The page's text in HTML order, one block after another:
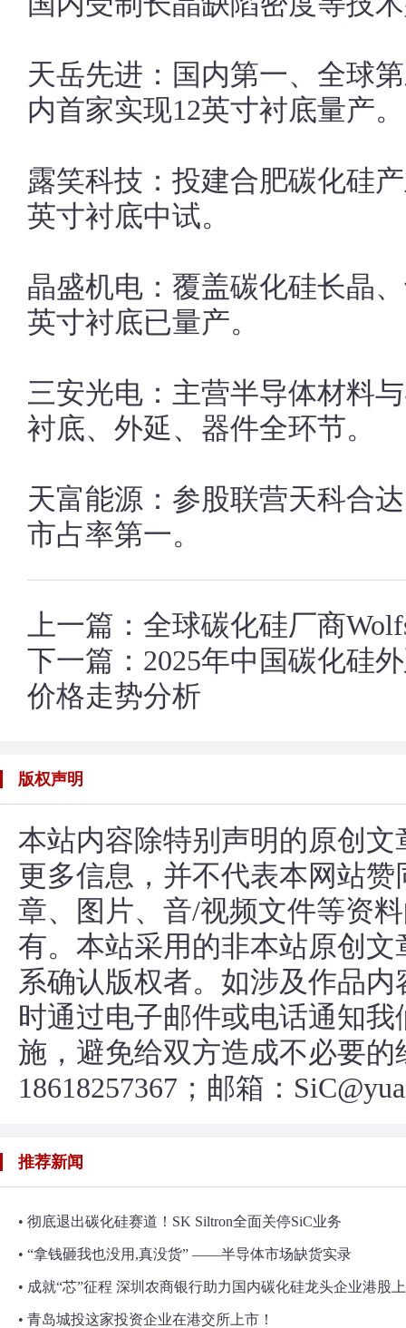
天岳先进：国内第一、全球
内首家实现12英寸衬底量产。
露笑科技：投建合肥碳化硅
英寸衬底中试。
晶盛机电：覆盖碳化硅长晶
英寸衬底已量产。
三安光电：主营半导体材料
衬底、外延、器件全环节。
天富能源：参股联营天科合
市占率第一。
上一篇： 全球碳化硅厂商
下一篇： 2025年中国碳化硅
价格走势分析
版权声明
本站内容除特别声明的原创
更多信息，并不代表本网站
章、图片、音/视频文件等资
有。本站采用的非本站原创
系确认版权者。如涉及作品
时通过电子邮件或电话通知
施，避免给双方造成不必要
18618257367；邮箱：
推荐新闻
• 彻底退出碳化硅赛道！SK Siltron全面关停SiC业务
• “拿钱砸我也没用,真没货” ——半导体市场缺货实录
• 成就“芯”征程 深圳农商银行助力国内碳化硅龙头企业港股
• 青岛城投这家投资企业在港交所上市！